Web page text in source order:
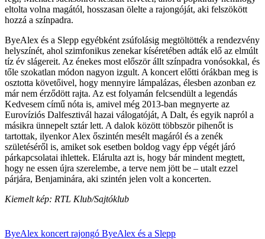
eltolta volna magától, hosszasan ölelte a rajongóját, aki felszökött
hozzá a színpadra.
ByeAlex és a Slepp egyébként zsúfolásig megtöltötték a rendezvény
helyszínét, ahol szimfonikus zenekar kíséretében adták elő az elmúlt
tíz év slágereit. Az énekes most először állt színpadra vonósokkal, és
tőle szokatlan módon nagyon izgult. A koncert előtti órákban meg is
osztotta követőivel, hogy mennyire lámpalázas, élesben azonban ez
már nem érződött rajta. Az est folyamán felcsendült a legendás
Kedvesem című nóta is, amivel még 2013-ban megnyerte az
Eurovíziós Dalfesztivál hazai válogatóját, A Dalt, és egyik napról a
másikra ünnepelt sztár lett. A dalok között többször pihenőt is
tartottak, ilyenkor Alex őszintén mesélt magáról és a zenék
születéséről is, amiket sok esetben boldog vagy épp végét járó
párkapcsolatai ihlettek. Elárulta azt is, hogy bár mindent megtett,
hogy ne essen újra szerelembe, a terve nem jött be – utalt ezzel
párjára, Benjaminára, aki szintén jelen volt a koncerten.
Kiemelt kép: RTL Klub/Sajtóklub
ByeAlex koncert rajongó ByeAlex és a Slepp